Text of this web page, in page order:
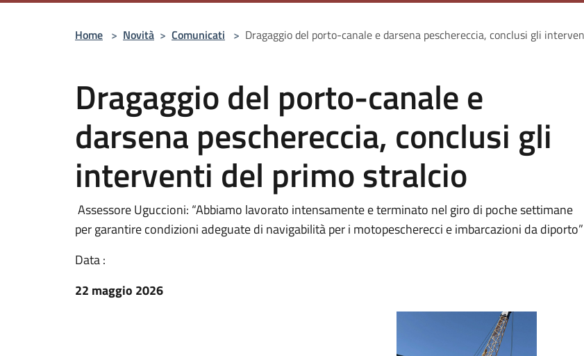
Home > Novità > Comunicati > Dragaggio del porto-canale e darsena peschereccia, conclusi gli
Dragaggio del porto-canale e
darsena peschereccia, conclusi gli
interventi del primo stralcio
Assessore Uguccioni: “Abbiamo lavorato intensamente e terminato nel giro di poche settimane
per garantire condizioni adeguate di navigabilità per i motopescherecci e imbarcazioni da diporto”
Data :
22 maggio 2026